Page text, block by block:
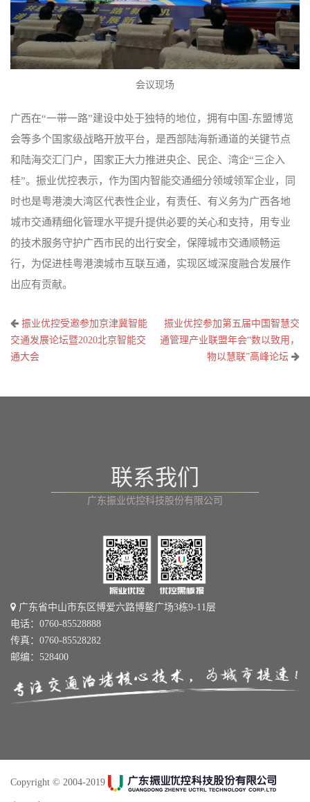
会议现场
广西在“一带一路”建设中处于独特的地位，拥有中国-东盟博览
会等多个国家级战略开放平台，是西部陆海新通道的关键节点
和陆海交汇门户，国家正大力推进央企、民企、湾企“三企入
桂”。振业优控表示，作为国内智能交通细分领域领军企业，同
时也是粤港澳大湾区代表性企业，有责任、有义务为广西各地
城市交通精细化管理水平提升提供必要的关心和支持，用专业
的技术服务守护广西市民的出行安全，保障城市交通顺畅运
行，为促进桂粤港澳城市互联互通，实现区域深度融合发展作
出应有贡献。
文
章
导
振业优控受邀参加京津冀智能
交通发展论坛暨2020北京智能交
通大会
振业优控参加第五届中国智慧交
通管理产业联盟年会“数以致用，
物以慧联”高峰论坛
联系我们
广东振业优控科技股份有限公司
广东省中山市东区博爱六路博鳌广场3栋9-11层
电话：0760-85528888
传真：0760-85528282
邮编：528400
Copyright © 2004-2019